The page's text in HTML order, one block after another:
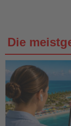
Die